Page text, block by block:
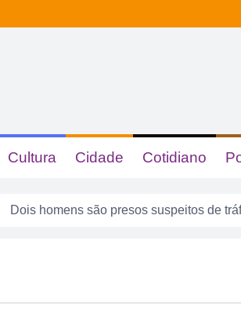
Cultura Cidade Cotidiano
Dois homens são presos suspeitos de